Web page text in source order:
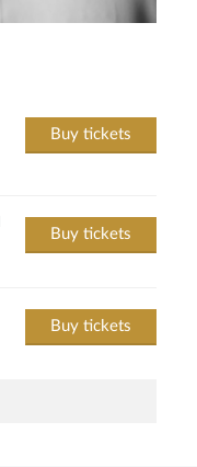
Buy tickets
Buy tickets
Buy tickets